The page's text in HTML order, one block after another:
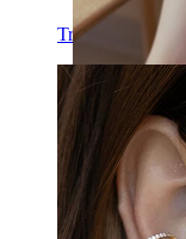
Tragos
Tudo Sobre